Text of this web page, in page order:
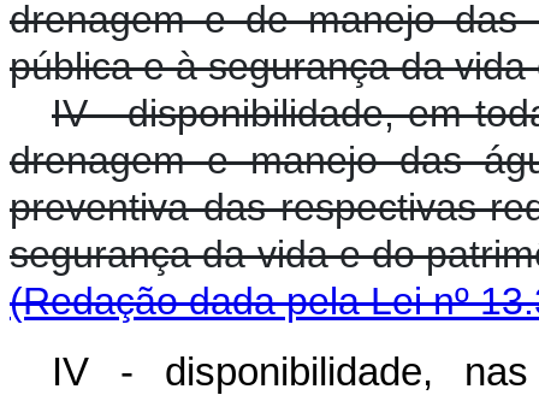
drenagem e de manejo das
pública e à segurança da
IV - disponibilidade, em
drenagem e manejo das
preventiva das respectivas
segurança da vida e
(Redação dada pela Lei nº
IV - disponibilidade,